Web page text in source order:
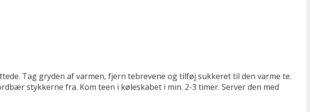
Tag gryden af varmen, fjern tebrevene og tilføj sukkeret til den varme te.
stykkerne fra. Kom teen i køleskabet i min. 2-3 timer. Server den med